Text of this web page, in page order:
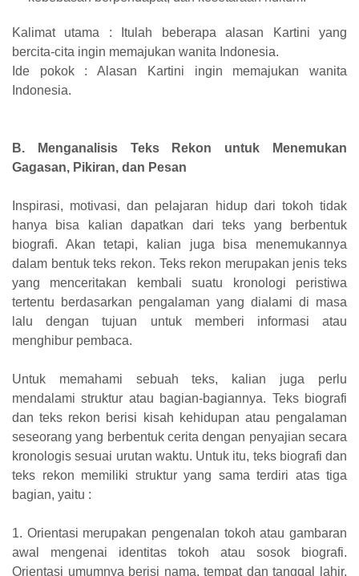
Kalimat utama : Itulah beberapa alasan Kartini yang
bercita-cita ingin memajukan wanita Indonesia.
Ide pokok : Alasan Kartini ingin memajukan wanita
Indonesia.
B. Menganalisis Teks Rekon untuk Menemukan
Gagasan, Pikiran, dan Pesan
Inspirasi, motivasi, dan pelajaran hidup dari tokoh tidak
hanya bisa kalian dapatkan dari teks yang berbentuk
biografi. Akan tetapi, kalian juga bisa menemukannya
dalam bentuk teks rekon. Teks rekon merupakan jenis teks
yang menceritakan kembali suatu kronologi peristiwa
tertentu berdasarkan pengalaman yang dialami di masa
lalu dengan tujuan untuk memberi informasi atau
menghibur pembaca.
Untuk memahami sebuah teks, kalian juga perlu
mendalami struktur atau bagian-bagiannya. Teks biografi
dan teks rekon berisi kisah kehidupan atau pengalaman
seseorang yang berbentuk cerita dengan penyajian secara
kronologis sesuai urutan waktu. Untuk itu, teks biografi dan
teks rekon memiliki struktur yang sama terdiri atas tiga
bagian, yaitu :
1. Orientasi merupakan pengenalan tokoh atau gambaran
awal mengenai identitas tokoh atau sosok biografi.
Orientasi umumnya berisi nama, tempat dan tanggal lahir,